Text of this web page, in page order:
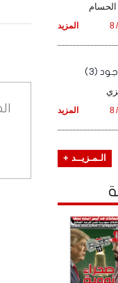
المزيد
(3)
المزيد
الـمـزيــد +